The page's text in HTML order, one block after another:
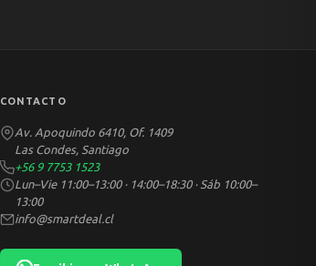
CONTACTO
Av. Apoquindo 6410, Of. 1409
Las Condes, Santiago
+56 9 7753 1523
Lun–Vie 11:00–13:00 · 14:00–18:30 · Sáb 10:00–
13:00
info@smartdeal.cl